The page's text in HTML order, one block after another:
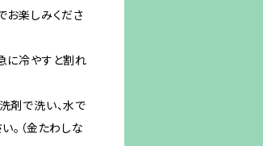
お楽しみくださ
に冷やすと割れ
剤で洗い、水で
。（金たわしな